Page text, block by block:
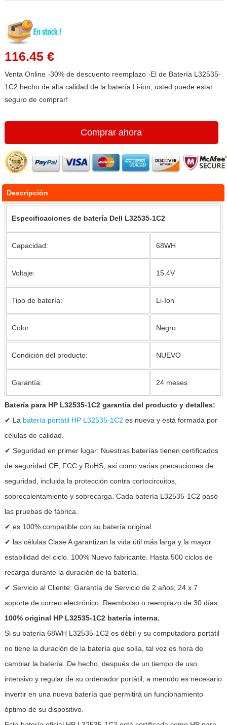
116.45 €
Venta Online -30% de descuento reemplazo -El de Batería L32535-
1C2 hecho de alta calidad de la batería Li-ion, usted puede estar
seguro de comprar!
Comprar ahora
Descripción
Especificaciones de batería Dell L32535-1C2
Capacidad: 68WH
Voltaje: 15.4V
Tipo de batería: Li-Ion
Color: Negro
Condición del producto: NUEVO
Garantía: 24 meses
Batería para HP L32535-1C2 garantía del producto y detalles:
✔ La batería portátil HP L32535-1C2 es nueva y está formada por
células de calidad.
✔ Seguridad en primer lugar: Nuestras baterías tienen certificados
de seguridad CE, FCC y RoHS, así como varias precauciones de
seguridad, incluida la protección contra cortocircuitos,
sobrecalentamiento y sobrecarga. Cada batería L32535-1C2 pasó
las pruebas de fábrica.
✔ es 100% compatible con su batería original.
✔ las células Clase A garantizan la vida útil más larga y la mayor
estabilidad del ciclo. 100% Nuevo fabricante. Hasta 500 ciclos de
recarga durante la duración de la batería.
✔ Servicio al Cliente: Garantía de Servicio de 2 años; 24 x 7
soporte de correo electrónico; Reembolso o reemplazo de 30 días.
100% original HP L32535-1C2 batería interna.
Si su batería 68WH L32535-1C2 es débil y su computadora portátil
no tiene la duración de la batería que solía, tal vez es hora de
cambiar la batería. De hecho, después de un tiempo de uso
intensivo y regular de su ordenador portátil, a menudo es necesario
invertir en una nueva batería que permitirá un funcionamiento
óptimo de su dispositivo.